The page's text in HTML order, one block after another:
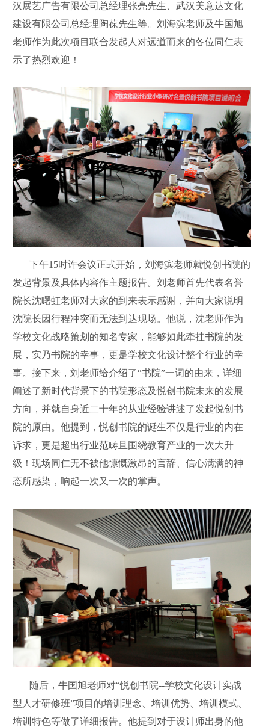
汉展艺广告有限公司总经理张亮先生、武汉美意达文化
建设有限公司总经理陶葆先生等。刘海滨老师及牛国旭
老师作为此次项目联合发起人对远道而来的各位同仁表
示了热烈欢迎！
下午15时许会议正式开始，刘海滨老师就悦创书院的
发起背景及具体内容作主题报告。刘老师首先代表名誉
院长沈曙虹老师对大家的到来表示感谢，并向大家说明
沈院长因行程冲突而无法到达现场。他说，沈老师作为
学校文化战略策划的知名专家，能够如此牵挂书院的发
展，实乃书院的幸事，更是学校文化设计整个行业的幸
事。接下来，刘老师给介绍了“书院”一词的由来，详细
阐述了新时代背景下的书院形态及悦创书院未来的发展
方向，并就自身近二十年的从业经验讲述了发起悦创书
院的原由。他提到，悦创书院的诞生不仅是行业的内在
诉求，更是超出行业范畴且围绕教育产业的一次大升
级！现场同仁无不被他慷慨激昂的言辞、信心满满的神
态所感染，响起一次又一次的掌声。
随后，牛国旭老师对“悦创书院--学校文化设计实战
型人才研修班”项目的培训理念、培训优势、培训模式、
培训特色等做了详细报告。他提到对于设计师出身的他